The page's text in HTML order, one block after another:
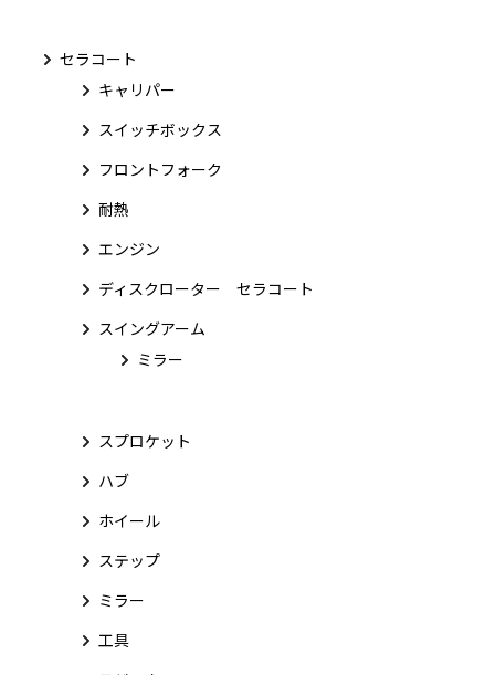
セラコート
キャリパー
スイッチボックス
フロントフォーク
耐熱
エンジン
ディスクローター セラコート
スイングアーム
ミラー
スプロケット
ハブ
ホイール
ステップ
ミラー
工具